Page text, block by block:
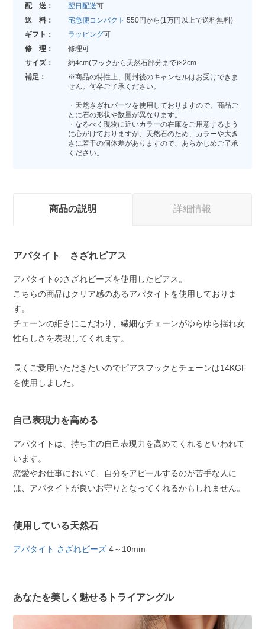
配 送： 翌日配送可
送 料：
宅急便コンパクト 550円から(1万円以上で送料無料)
ギフト：
ラッピング可
修 理：
修理可
サイズ：
約4cm(フックから天然石部分まで)×2cm
補足：
※商品の特性上、開封後のキャンセルはお受けできま
せん。何卒ご了承ください。
・天然さざれパーツを使用しておりますので、商品ご
とに石の形状や数量が異なります。
・なるべく現物に近いカラーの在庫をご用意するよう
に心がけておりますが、天然石のため、カラーや大き
さに若干の個体差がありますので、あらかじめご了承
ください。
商品の説明 詳細情報
アパタイト さざれピアス
アパタイトのさざれビーズを使用したピアス。
こちらの商品はクリア感のあるアパタイトを使用しておりま
す。
チェーンの細さにこだわり、繊細なチェーンがゆらゆら揺れ女
性らしさを表現してくれます。
長くご愛用いただきたいのでピアスフックとチェーンは14KGF
を使用しました。
自己表現力を高める
アパタイトは、持ち主の自己表現力を高めてくれるといわれて
います。
恋愛やお仕事において、自分をアピールするのが苦手な人に
は、アパタイトが良いお守りとなってくれるかもしれません。
使用している天然石
アパタイト さざれビーズ 4～10mm
あなたを美しく魅せるトライアングル